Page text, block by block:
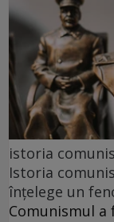
istoria
Istoria
înțelege un
Comunismul